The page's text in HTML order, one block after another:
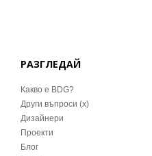
РАЗГЛЕДАЙ
Какво е BDG?
Други въпроси (x)
Дизайнери
Проекти
Блог